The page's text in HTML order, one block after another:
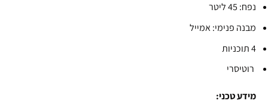
נפח: 45 ליטר
מבנה פנימי: אמייל
4 תוכניות
רוטיסרי
מידע טכני: